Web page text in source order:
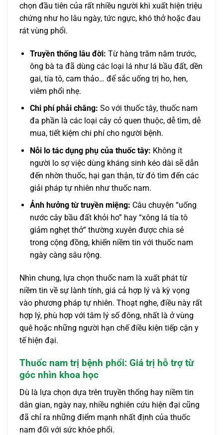
chọn đầu tiên của rất nhiều người khi xuất hiện triệu
chứng như ho lâu ngày, tức ngực, khó thở hoặc đau
rát vùng phổi.
Truyền thống lâu đời: Từ hàng trăm năm trước,
ông bà ta đã dùng các loại lá như lá bầu đất, dền
gai, tía tô, cam thảo… để sắc uống trị ho, hen,
viêm phổi nhẹ.
Chi phí phải chăng: So với thuốc tây, thuốc nam
đa phần là các loại cây cỏ quen thuộc, dễ tìm, dễ
mua, tiết kiệm chi phí cho người bệnh.
Nỗi lo tác dụng phụ của thuốc tây: Không ít
người lo sợ việc dùng kháng sinh kéo dài sẽ dẫn
đến nhờn thuốc, hại gan thận, từ đó tìm đến các
giải pháp tự nhiên như thuốc nam.
Ảnh hưởng từ truyền miệng: Câu chuyện “uống
nước cây bầu đất khỏi ho” hay “xông lá tía tô
giảm nghẹt thở” thường xuyên được chia sẻ
trong cộng đồng, khiến niềm tin với thuốc nam
ngày càng sâu rộng.
Nhìn chung, lựa chọn thuốc nam là xuất phát từ
niềm tin về sự lành tính, giá cả hợp lý và kỳ vọng
vào phương pháp tự nhiên. Thoạt nghe, điều này rất
hợp lý, phù hợp với tâm lý số đông, nhất là ở vùng
quê hoặc những người hạn chế điều kiện tiếp cận y
tế hiện đại.
Thuốc nam trị bệnh phổi: Giá trị hỗ trợ từ
góc nhìn khoa học
Dù là lựa chọn dựa trên truyền thống hay niềm tin
dân gian, ngày nay, nhiều nghiên cứu hiện đại cũng
đã chỉ ra những điểm mạnh nhất định của thuốc
nam đối với sức khỏe phổi.